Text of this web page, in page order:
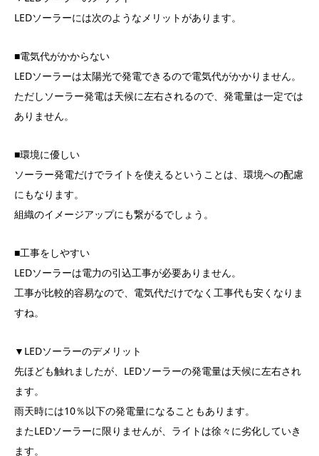
LEDソーラーには次のようなメリットがあります。
■電気代がかからない
LEDソーラーは太陽光で発電できるので電気代がかかりません。
ただしソーラー発電は天候に左右されるので、発電量は一定では
ありません。
■環境に優しい
ソーラー発電だけでライトを使えるということは、環境への配慮
にもなります。
組織のイメージアップにも繋がるでしょう。
■工事をしやすい
LEDソーラーは電力の引込工事が必要ありません。
工事が比較的容易なので、電気代だけでなく工事代も安くなりま
すね。
▼LEDソーラーのデメリット
先ほども触れましたが、LEDソーラーの発電量は天候に左右され
ます。
雨天時には10％以下の発電量になることもあります。
またLEDソーラーに限りませんが、ライトは徐々に劣化していき
ます。